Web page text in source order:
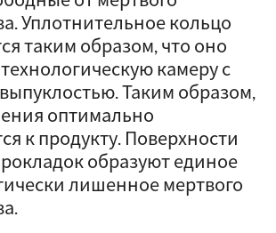
Уплотнительное кольцо
таким образом, что оно
камеру с
Таким образом,
оптимально
к продукту. Поверхности
образуют единое
лишенное мертвого